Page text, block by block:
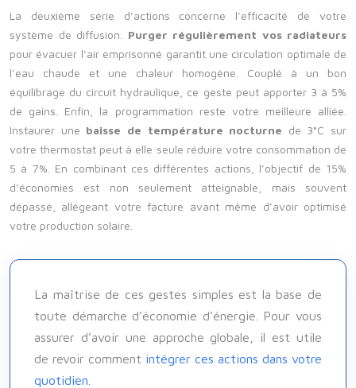
La deuxième série d’actions concerne l’efficacité de votre
système de diffusion. Purger régulièrement vos radiateurs
pour évacuer l’air emprisonné garantit une circulation optimale de
l’eau chaude et une chaleur homogène. Couplé à un bon
équilibrage du circuit hydraulique, ce geste peut apporter 3 à 5%
de gains. Enfin, la programmation reste votre meilleure alliée.
Instaurer une baisse de température nocturne de 3°C sur
votre thermostat peut à elle seule réduire votre consommation de
5 à 7%. En combinant ces différentes actions, l’objectif de 15%
d’économies est non seulement atteignable, mais souvent
dépassé, allégeant votre facture avant même d’avoir optimisé
votre production solaire.
La maîtrise de ces gestes simples est la base de
toute démarche d’économie d’énergie. Pour vous
assurer d’avoir une approche globale, il est utile
de revoir comment intégrer ces actions dans votre
quotidien